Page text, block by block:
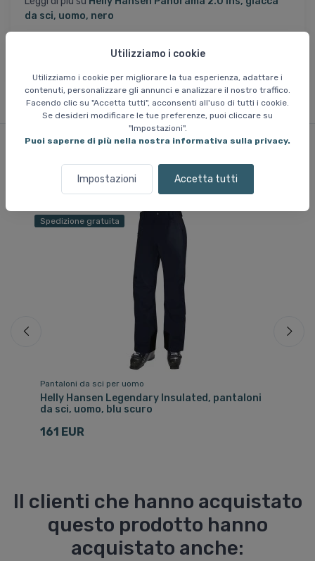
Utilizziamo i cookie
Utilizziamo i cookie per migliorare la tua esperienza, adattare i
contenuti, personalizzare gli annunci e analizzare il nostro traffico.
Facendo clic su "Accetta tutti", acconsenti all'uso di tutti i cookie.
Se desideri modificare le tue preferenze, puoi cliccare su
"Impostazioni".
Puoi saperne di più nella nostra informativa sulla privacy.
Impostazioni Accetta tutti
da sci, uomo, nero
Insulated, uomo, nero
Prodotti simili
Spedizione gratuita
Pantaloni da sci per uomo
Helly Hansen Legendary Insulated, pantaloni
da sci, uomo, blu scuro
161 EUR
Il clienti che hanno acquistato
questo prodotto hanno
acquistato anche: